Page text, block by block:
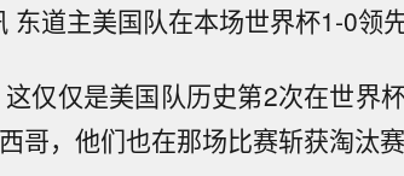
东道主美国队在本场世界杯1-0领
仅仅是美国队历史第2次在世界
哥，他们也在那场比赛斩获淘汰赛